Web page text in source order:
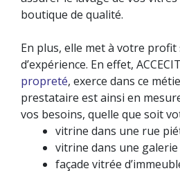
boutique de qualité.
En plus, elle met à votre profit
d’expérience. En effet,
propreté, exerce dans ce
prestataire est ainsi en
vos besoins, quelle que soit
vitrine dans une rue
vitrine dans une galerie
façade vitrée